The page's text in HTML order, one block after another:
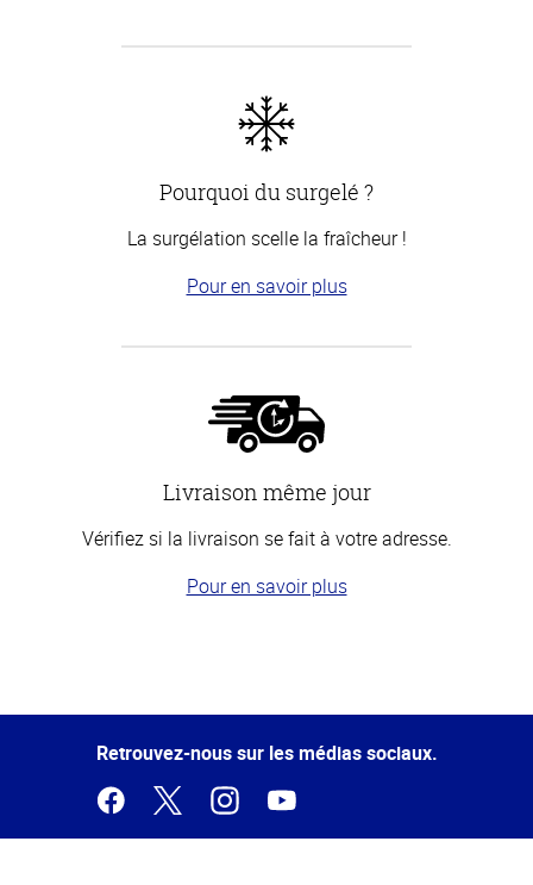
Pourquoi du surgelé ?
La surgélation scelle la fraîcheur !
Pour en savoir plus
Livraison même jour
Vérifiez si la livraison se fait à votre adresse.
Pour en savoir plus
de la
Retrouvez-nous sur les médias sociaux.